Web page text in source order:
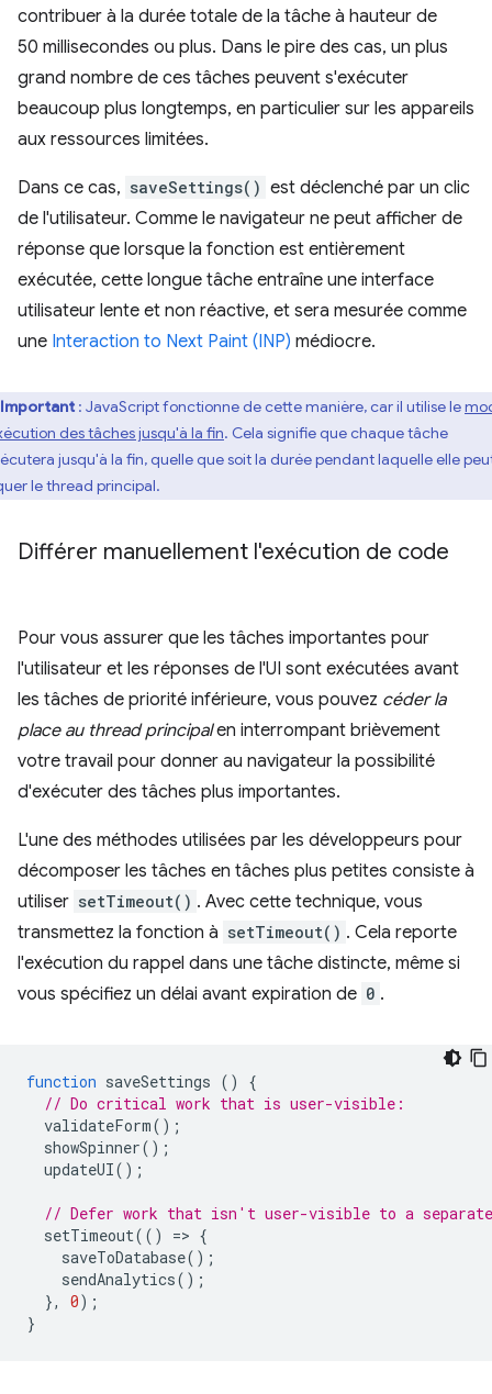
contribuer à la durée totale de la tâche à hauteur de
50 millisecondes ou plus. Dans le pire des cas, un plus
grand nombre de ces tâches peuvent s'exécuter
beaucoup plus longtemps, en particulier sur les appareils
aux ressources limitées.
Dans ce cas, saveSettings() est déclenché par un clic
de l'utilisateur. Comme le navigateur ne peut afficher de
réponse que lorsque la fonction est entièrement
exécutée, cette longue tâche entraîne une interface
utilisateur lente et non réactive, et sera mesurée comme
une Interaction to Next Paint (INP) médiocre.
Important : JavaScript fonctionne de cette manière, car il utilise le
des tâches jusqu'à la fin. Cela signifie que chaque tâche
jusqu'à la fin, quelle que soit la durée pendant laquelle elle
le thread principal.
Différer manuellement l'exécution de code
Pour vous assurer que les tâches importantes pour
l'utilisateur et les réponses de l'UI sont exécutées avant
les tâches de priorité inférieure, vous pouvez céder la
place au thread principalen interrompant brièvement
votre travail pour donner au navigateur la possibilité
d'exécuter des tâches plus importantes.
L'une des méthodes utilisées par les développeurs pour
décomposer les tâches en tâches plus petites consiste à
utiliser setTimeout() . Avec cette technique, vous
transmettez la fonction à setTimeout() . Cela reporte
l'exécution du rappel dans une tâche distincte, même si
vous spécifiez un délai avant expiration de 0 .
function saveSettings ()
{
// Do critical work that is user-visible:
validateForm();
showSpinner();
updateUI();
// Defer work that isn't user-visible to a
setTimeout(() => {
saveToDatabase();
sendAnalytics();
},
0);
}